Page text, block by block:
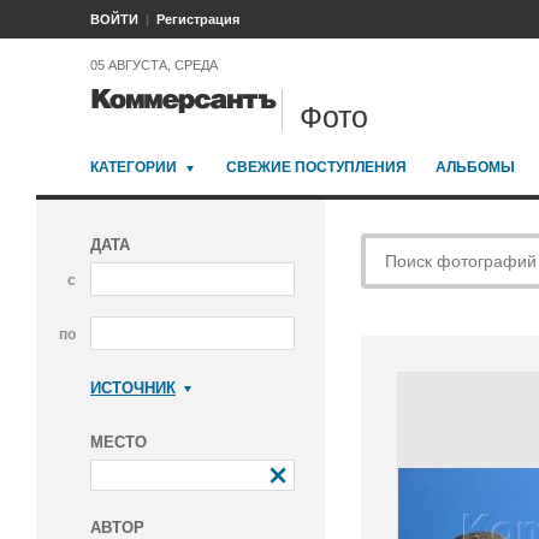
ВОЙТИ Регистрация
05 АВГУСТА, СРЕДА
Фото
КАТЕГОРИИ СВЕЖИЕ ПОСТУПЛЕНИЯ АЛЬБОМЫ
ДАТА
с
по
ИСТОЧНИК
МЕСТО
АВТОР